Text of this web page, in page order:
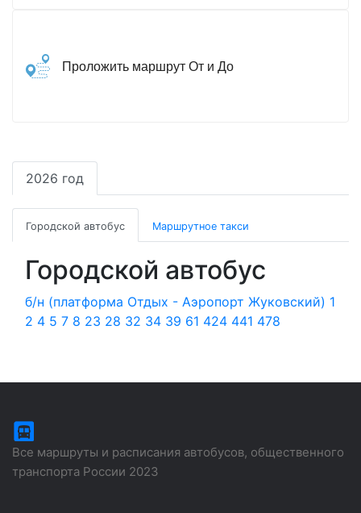
Проложить маршрут От и До
2026 год
Городской автобус Маршрутное такси
Городской автобус
б/н (платформа Отдых - Аэропорт Жуковский) 1
2 4 5 7 8 23 28 32 34 39 61 424 441 478
Все маршруты и расписания автобусов, общественного
транспорта России 2023